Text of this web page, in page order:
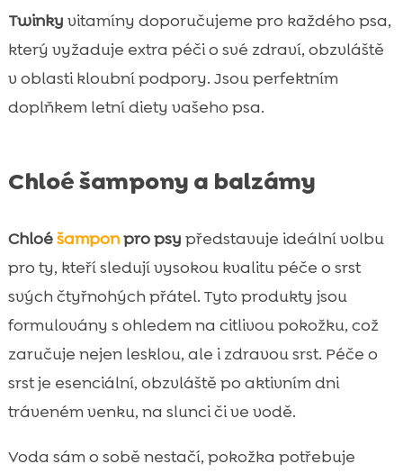
Twinky vitamíny doporučujeme pro každého psa,
který vyžaduje extra péči o své zdraví, obzvláště
v oblasti kloubní podpory. Jsou perfektním
doplňkem letní diety vašeho psa.
Chloé šampony a balzámy
Chloéšamponpro psy představuje ideální volbu
pro ty, kteří sledují vysokou kvalitu péče o srst
svých čtyřnohých přátel. Tyto produkty jsou
formulovány s ohledem na citlivou pokožku, což
zaručuje nejen lesklou, ale i zdravou srst. Péče o
srst je esenciální, obzvláště po aktivním dni
tráveném venku, na slunci či ve vodě.
Voda sám o sobě nestačí, pokožka potřebuje